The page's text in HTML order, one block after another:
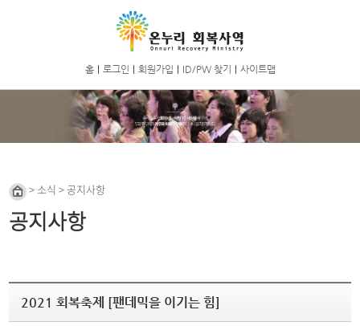
홈 로그인 회원가입 ID/PW 찾기 사이트맵
> 소식 > 공지사항
공지사항
2021 회복축제 [팬데믹을 이기는 힘]